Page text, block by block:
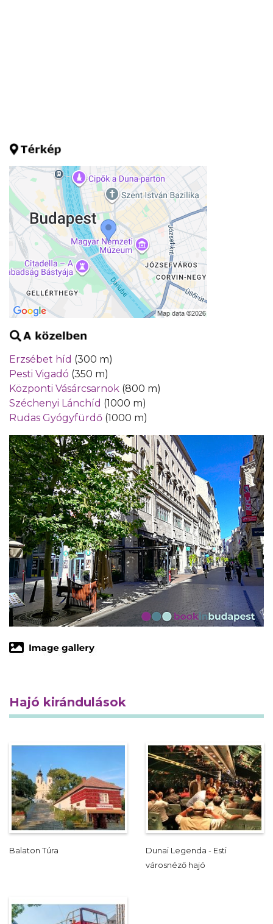
Erzsébet híd (300 m)
Pesti Vigadó (350 m)
Központi Vásárcsarnok (800 m)
Széchenyi Lánchíd (1000 m)
Rudas Gyógyfürdő (1000 m)
Hajó kirándulások
Balaton Túra
Dunai Legenda - Esti
városnéző hajó